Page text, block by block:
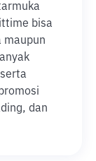
bisa
maupun
dan